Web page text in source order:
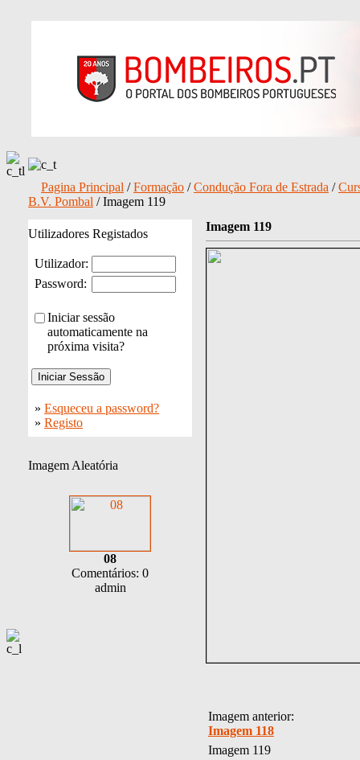
Pagina Principal /Formação /Condução Fora de Estrada /
B.V. Pombal / Imagem 119
Utilizadores Registados
Utilizador:
Password:
Iniciar sessão
automaticamente na
próxima visita?
» Esqueceu a password?
» Registo
Imagem Aleatória
08
Comentários: 0
admin
Imagem 119
Imagem anterior:
Imagem 118
Imagem 119